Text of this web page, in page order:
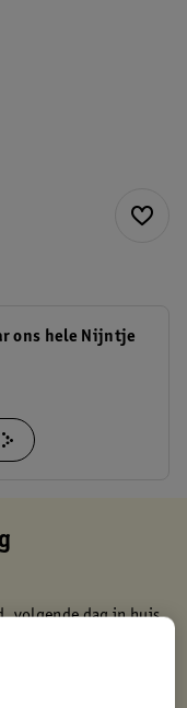
ons hele Nijntje
volgende dag in huis